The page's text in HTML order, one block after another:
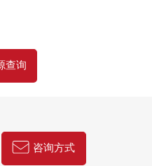
查询
咨询方式